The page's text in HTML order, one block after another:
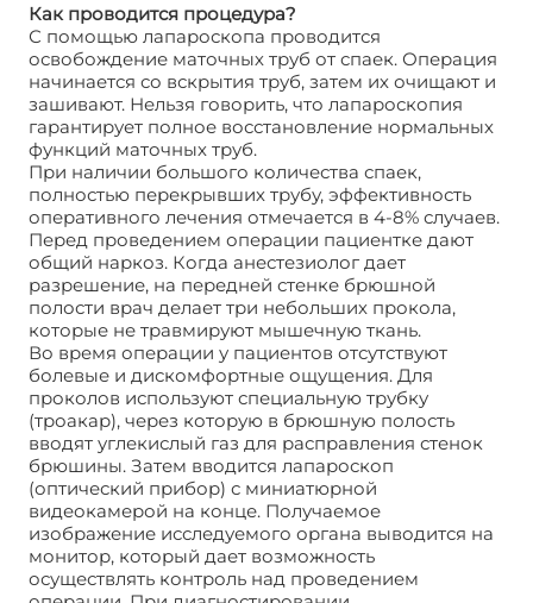
Как проводится процедура?
С помощью лапароскопа проводится
освобождение маточных труб от спаек. Операция
начинается со вскрытия труб, затем их очищают и
зашивают. Нельзя говорить, что лапароскопия
гарантирует полное восстановление нормальных
функций маточных труб.
При наличии большого количества спаек,
полностью перекрывших трубу, эффективность
оперативного лечения отмечается в 4-8% случаев.
Перед проведением операции пациентке дают
общий наркоз. Когда анестезиолог дает
разрешение, на передней стенке брюшной
полости врач делает три небольших прокола,
которые не травмируют мышечную ткань.
Во время операции у пациентов отсутствуют
болевые и дискомфортные ощущения. Для
проколов используют специальную трубку
(троакар), через которую в брюшную полость
вводят углекислый газ для расправления стенок
брюшины. Затем вводится лапароскоп
(оптический прибор) с миниатюрной
видеокамерой на конце. Получаемое
изображение исследуемого органа выводится на
монитор, который дает возможность
осуществлять контроль над проведением